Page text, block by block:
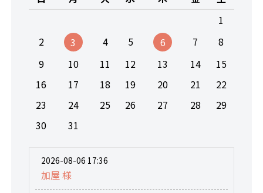
1
2
3 4 5 6 7
8
9
10 11 12 13 14
15
16
17 18 19 20 21
22
23
24 25 26 27 28
29
30
31
2026-08-06 17:36
加屋 様